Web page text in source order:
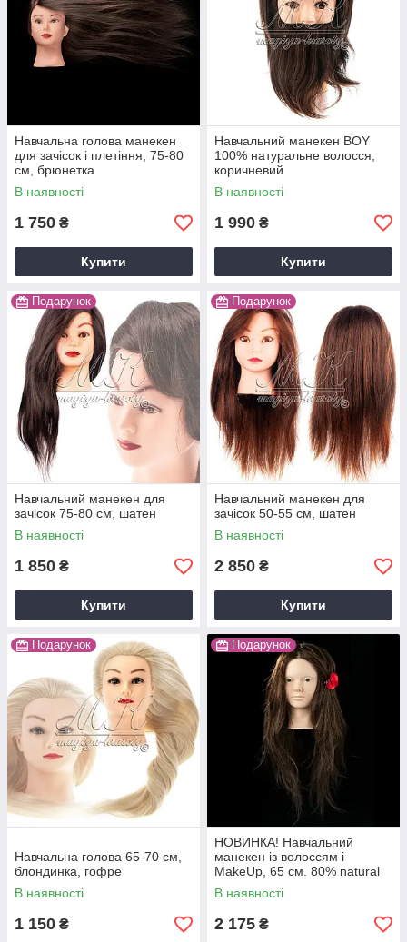
Навчальна голова манекен
для зачісок і плетіння, 75-80
см, брюнетка
В наявності
1 750 ₴
Купити
Навчальний манекен BOY
100% натуральне волосся,
коричневий
В наявності
1 990 ₴
Купити
Подарунок
Навчальний манекен для
зачісок 75-80 см, шатен
В наявності
1 850 ₴
Купити
Подарунок
Навчальний манекен для
зачісок 50-55 см, шатен
В наявності
2 850 ₴
Купити
Подарунок
Навчальна голова 65-70 см,
блондинка, гофре
В наявності
1 150 ₴
Подарунок
НОВИНКА! Навчальний
манекен із волоссям і
MakeUp, 65 см. 80% natural
hair
В наявності
2 175 ₴